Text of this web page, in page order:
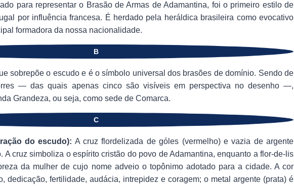
para representar o Brasão de Armas de Adamantina, foi o primeiro estilo de
por influência francesa. É herdado pela heráldica brasileira como evocativo
formadora da nossa nacionalidade.
B
sobrepõe o escudo e é o símbolo universal dos brasões de domínio. Sendo de
— das quais apenas cinco são visíveis em perspectiva no desenho —,
Grandeza, ou seja, como sede de Comarca.
C
do escudo): A cruz flordelizada de góles (vermelho) e vazia de argente
A cruz simboliza o espírito cristão do povo de Adamantina, enquanto a flor-de-lis
da mulher de cujo nome adveio o topônimo adotado para a cidade. A cor
dedicação, fertilidade, audácia, intrepidez e coragem; o metal argente (prata) é